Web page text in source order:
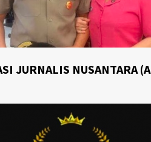
JURNALIS NUSANTARA